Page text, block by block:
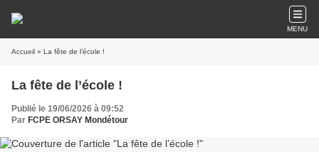
MENU
Accueil » La fête de l’école !
La fête de l’école !
Publié le 19/06/2026 à 09:52
Par FCPE ORSAY Mondétour